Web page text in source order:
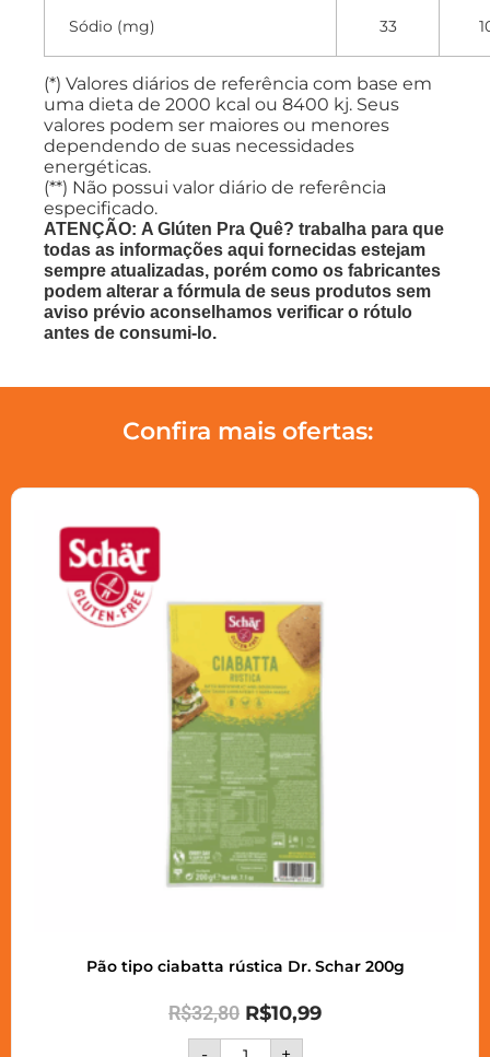
Sódio (mg) 33
(*) Valores diários de referência com base em
uma dieta de 2000 kcal ou 8400 kj. Seus
valores podem ser maiores ou menores
dependendo de suas necessidades
energéticas.
(**) Não possui valor diário de referência
especificado.
ATENÇÃO: A Glúten Pra Quê? trabalha para que
todas as informações aqui fornecidas estejam
sempre atualizadas, porém como os fabricantes
podem alterar a fórmula de seus produtos sem
aviso prévio aconselhamos verificar o rótulo
antes de consumi-lo.
Confira mais ofertas:
Pão tipo ciabatta rústica Dr. Schar 200g
R$32,80 R$10,99